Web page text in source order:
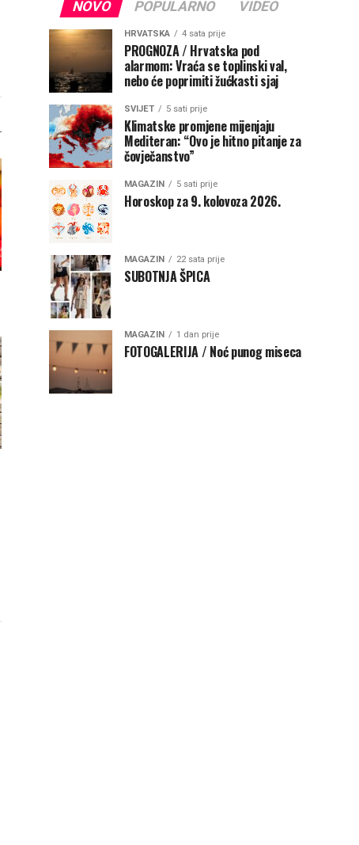
NOVO POPULARNO VIDEO
HRVATSKA 4 sata prije
PROGNOZA / Hrvatska pod
alarmom: Vraća se toplinski val,
nebo će poprimiti žućkasti sjaj
SVIJET 5 sati prije
Klimatske promjene mijenjaju
Mediteran: “Ovo je hitno pitanje za
čovječanstvo”
MAGAZIN 5 sati prije
Horoskop za 9. kolovoza 2026.
MAGAZIN 22 sata prije
SUBOTNJA ŠPICA
MAGAZIN 1 dan prije
FOTOGALERIJA / Noć punog miseca